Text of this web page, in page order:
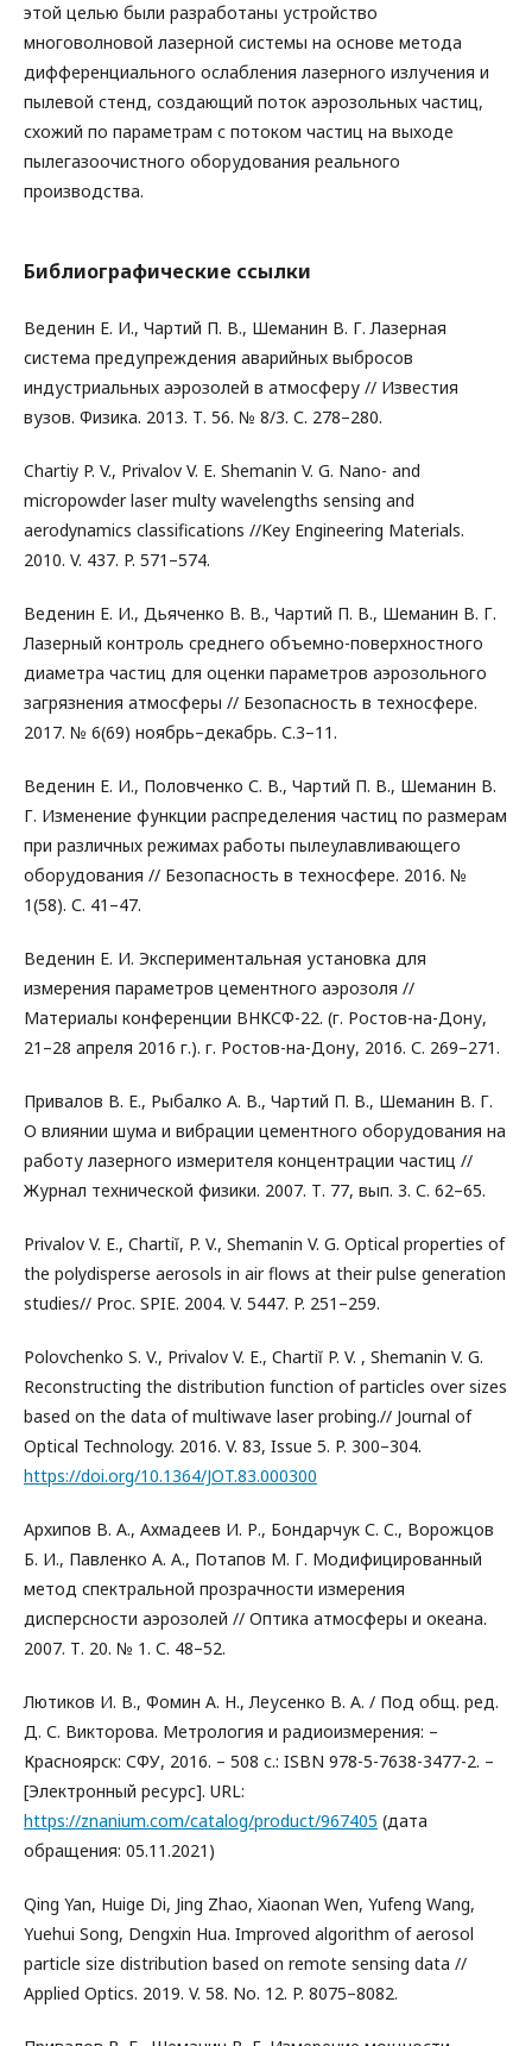
этой целью были разработаны устройство
многоволновой лазерной системы на основе метода
дифференциального ослабления лазерного излучения и
пылевой стенд, создающий поток аэрозольных частиц,
схожий по параметрам с потоком частиц на выходе
пылегазоочистного оборудования реального
производства.
Библиографические ссылки
Веденин Е. И., Чартий П. В., Шеманин В. Г. Лазерная
система предупреждения аварийных выбросов
индустриальных аэрозолей в атмосферу // Известия
вузов. Физика. 2013. Т. 56. № 8/3. С. 278–280.
Chartiy P. V., Privalov V. E. Shemanin V. G. Nano- and
micropowder laser multy wavelengths sensing and
aerodynamics classifications //Key Engineering Materials.
2010. V. 437. P. 571–574.
Веденин Е. И., Дьяченко В. В., Чартий П. В., Шеманин В. Г.
Лазерный контроль среднего объемно-поверхностного
диаметра частиц для оценки параметров аэрозольного
загрязнения атмосферы // Безопасность в техносфере.
2017. № 6(69) ноябрь–декабрь. С.3–11.
Веденин Е. И., Половченко С. В., Чартий П. В., Шеманин В.
Г. Изменение функции распределения частиц по размерам
при различных режимах работы пылеулавливающего
оборудования // Безопасность в техносфере. 2016. №
1(58). С. 41–47.
Веденин Е. И. Экспериментальная установка для
измерения параметров цементного аэрозоля //
Материалы конференции ВНКСФ-22. (г. Ростов-на-Дону,
21–28 апреля 2016 г.). г. Ростов-на-Дону, 2016. С. 269–271.
Привалов В. Е., Рыбалко А. В., Чартий П. В., Шеманин В. Г.
О влиянии шума и вибрации цементного оборудования на
работу лазерного измерителя концентрации частиц //
Журнал технической физики. 2007. Т. 77, вып. 3. С. 62–65.
Privalov V. E., Chartiĭ, P. V., Shemanin V. G. Optical properties of
the polydisperse aerosols in air flows at their pulse generation
studies// Proc. SPIE. 2004. V. 5447. P. 251–259.
Polovchenko S. V., Privalov V. E., Chartiĭ P. V. , Shemanin V. G.
Reconstructing the distribution function of particles over sizes
based on the data of multiwave laser probing.// Journal of
Optical Technology. 2016. V. 83, Issue 5. P. 300–304.
https://doi.org/10.1364/JOT.83.000300
Архипов В. А., Ахмадеев И. Р., Бондарчук С. С., Ворожцов
Б. И., Павленко А. А., Потапов М. Г. Модифицированный
метод спектральной прозрачности измерения
дисперсности аэрозолей // Оптика атмосферы и океана.
2007. Т. 20. № 1. С. 48–52.
Лютиков И. В., Фомин А. Н., Леусенко В. А. / Под общ. ред.
Д. С. Викторова. Метрология и радиоизмерения: –
Красноярск: СФУ, 2016. – 508 с.: ISBN 978-5-7638-3477-2. –
[Электронный ресурс]. URL:
https://znanium.com/catalog/product/967405 (дата
обращения: 05.11.2021)
Qing Yan, Huige Di, Jing Zhao, Xiaonan Wen, Yufeng Wang,
Yuehui Song, Dengxin Hua. Improved algorithm of aerosol
particle size distribution based on remote sensing data //
Applied Optics. 2019. V. 58. No. 12. P. 8075–8082.